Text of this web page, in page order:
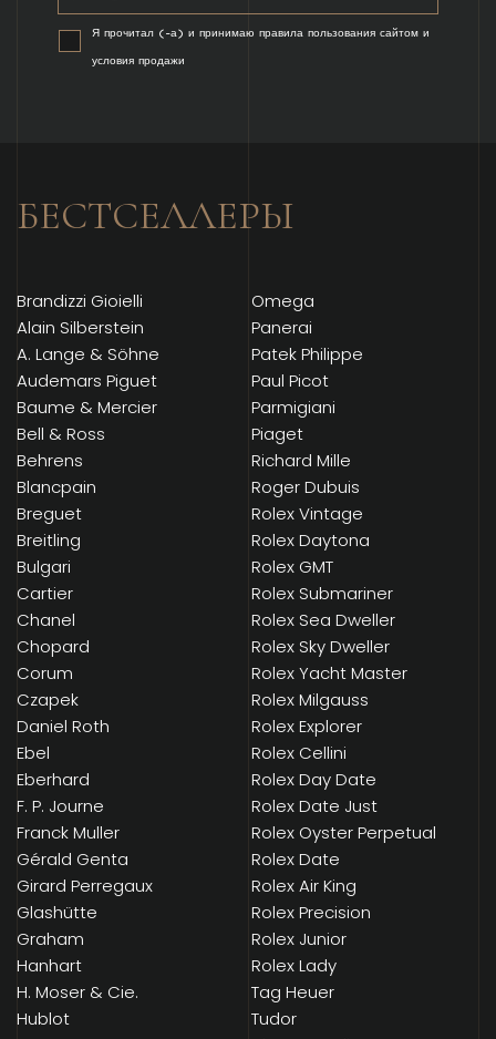
Я прочитал (-а) и принимаю правила пользования сайтом и
условия продажи
БЕСТСЕЛЛЕРЫ
Brandizzi Gioielli
Alain Silberstein
A. Lange & Söhne
Audemars Piguet
Baume & Mercier
Bell & Ross
Behrens
Blancpain
Breguet
Breitling
Bulgari
Cartier
Chanel
Chopard
Corum
Czapek
Daniel Roth
Ebel
Eberhard
F. P. Journe
Franck Muller
Gérald Genta
Girard Perregaux
Glashütte
Graham
Hanhart
H. Moser & Cie.
Hublot
Omega
Panerai
Patek Philippe
Paul Picot
Parmigiani
Piaget
Richard Mille
Roger Dubuis
Rolex Vintage
Rolex Daytona
Rolex GMT
Rolex Submariner
Rolex Sea Dweller
Rolex Sky Dweller
Rolex Yacht Master
Rolex Milgauss
Rolex Explorer
Rolex Cellini
Rolex Day Date
Rolex Date Just
Rolex Oyster Perpetual
Rolex Date
Rolex Air King
Rolex Precision
Rolex Junior
Rolex Lady
Tag Heuer
Tudor